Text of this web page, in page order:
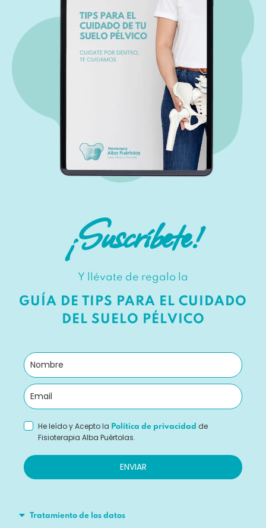
¡Suscríbete!
Y llévate de regalo la
GUÍA DE TIPS PARA EL CUIDADO
DEL SUELO PÉLVICO
He leído y Acepto la Política de privacidad de
Fisioterapia Alba Puértolas.
ENVIAR
Tratamiento de los datos